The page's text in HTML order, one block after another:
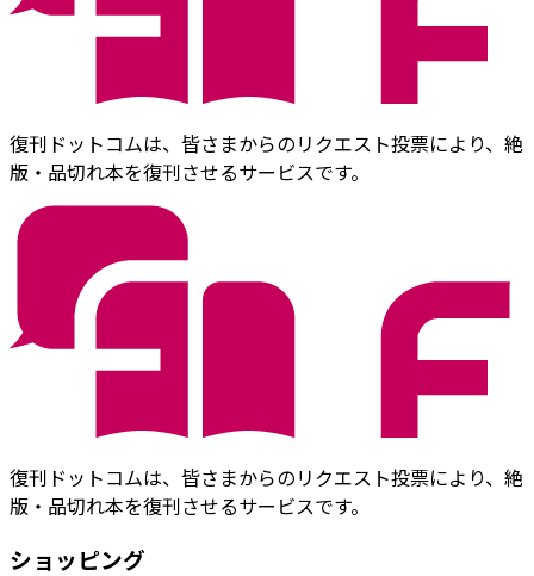
復刊ドットコムは、皆さまからのリクエスト投票により、絶
版・品切れ本を復刊させるサービスです。
復刊ドットコムは、皆さまからのリクエスト投票により、絶
版・品切れ本を復刊させるサービスです。
ショッピング